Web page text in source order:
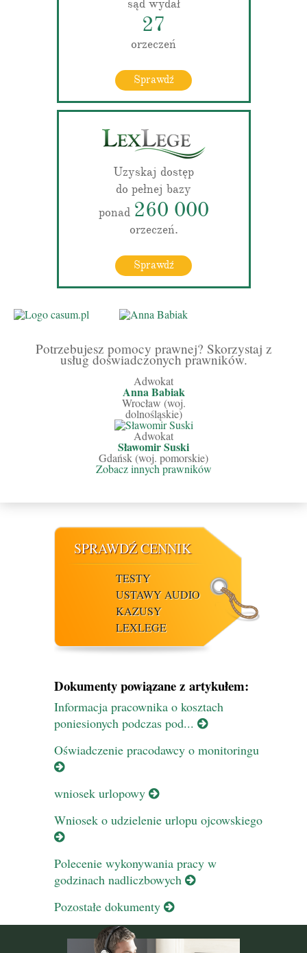
sąd wydał
27
orzeczeń
Sprawdź
Uzyskaj dostęp
do pełnej bazy
ponad 260 000
orzeczeń.
Sprawdź
Potrzebujesz pomocy prawnej? Skorzystaj z
usług doświadczonych prawników.
Adwokat
Anna Babiak
Wrocław (woj.
dolnośląskie)
Adwokat
Sławomir Suski
Gdańsk (woj. pomorskie)
Zobacz innych prawników
SPRAWDŹ CENNIK
TESTY
USTAWY AUDIO
KAZUSY
LEXLEGE
Dokumenty powiązane z artykułem:
Informacja pracownika o kosztach
poniesionych podczas pod...
Oświadczenie pracodawcy o monitoringu
wniosek urlopowy
Wniosek o udzielenie urlopu ojcowskiego
Polecenie wykonywania pracy w
godzinach nadliczbowych
Pozostałe dokumenty